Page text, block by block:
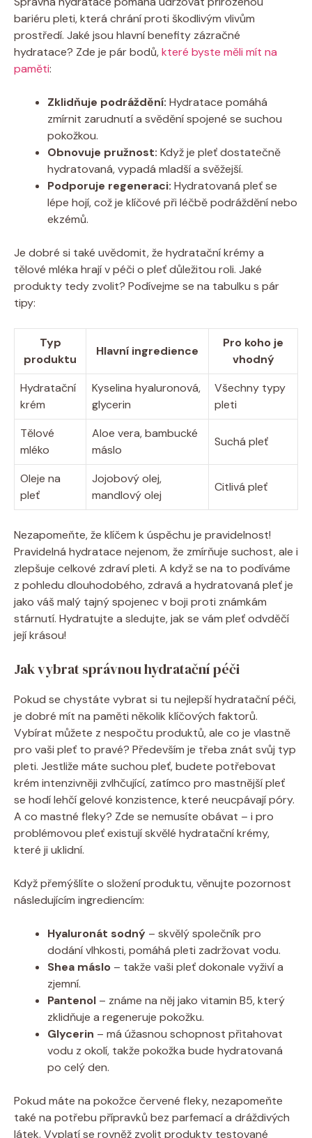
bariéru pleti, která chrání proti škodlivým vlivům
prostředí. Jaké jsou hlavní benefity zázračné
hydratace? Zde je pár bodů,které byste měli mít na
paměti:
Zklidňuje podráždění: Hydratace pomáhá
zmírnit zarudnutí a svědění spojené se suchou
pokožkou.
Obnovuje pružnost: Když je pleť dostatečně
hydratovaná, vypadá mladší a svěžejší.
Podporuje regeneraci: Hydratovaná pleť se
lépe hojí, což je klíčové při léčbě podráždění nebo
ekzémů.
Je dobré si také uvědomit, že hydratační krémy a
tělové mléka hrají v péči o pleť důležitou roli. Jaké
produkty tedy zvolit? Podívejme se na tabulku s pár
tipy:
Typ
produktu
Hlavní ingredience
Pro koho je
vhodný
Hydratační
krém
Kyselina hyaluronová,
glycerin
Všechny typy
pleti
Tělové
mléko
Aloe vera, bambucké
máslo
Suchá pleť
Oleje na
pleť
Jojobový olej,
mandlový olej
Citlivá pleť
Nezapomeňte, že klíčem k úspěchu je pravidelnost!
Pravidelná hydratace nejenom, že zmírňuje suchost, ale i
zlepšuje celkové zdraví pleti. A když se na to podíváme
z pohledu dlouhodobého, zdravá a hydratovaná pleť je
jako váš malý tajný spojenec v boji proti známkám
stárnutí. Hydratujte a sledujte, jak se vám pleť odvděčí
její krásou!
Jak vybrat správnou hydratační péči
Pokud se chystáte vybrat si tu nejlepší hydratační péči,
je dobré mít na paměti několik klíčových faktorů.
Vybírat můžete z nespočtu produktů, ale co je vlastně
pro vaši pleť to pravé? Především je třeba znát svůj typ
pleti. Jestliže máte suchou pleť, budete potřebovat
krém intenzivněji zvlhčující, zatímco pro mastnější pleť
se hodí lehčí gelové konzistence, které neucpávají póry.
A co mastné fleky? Zde se nemusíte obávat – i pro
problémovou pleť existují skvělé hydratační krémy,
které ji uklidní.
Když přemýšlíte o složení produktu, věnujte pozornost
následujícím ingrediencím:
Hyaluronát sodný – skvělý společník pro
dodání vlhkosti, pomáhá pleti zadržovat vodu.
Shea máslo – takže vaši pleť dokonale vyživí a
zjemní.
Pantenol – známe na něj jako vitamin B5, který
zklidňuje a regeneruje pokožku.
Glycerin – má úžasnou schopnost přitahovat
vodu z okolí, takže pokožka bude hydratovaná
po celý den.
Pokud máte na pokožce červené fleky, nezapomeňte
také na potřebu přípravků bez parfemací a dráždivých
látek. Vyplatí se rovněž zvolit produkty testované